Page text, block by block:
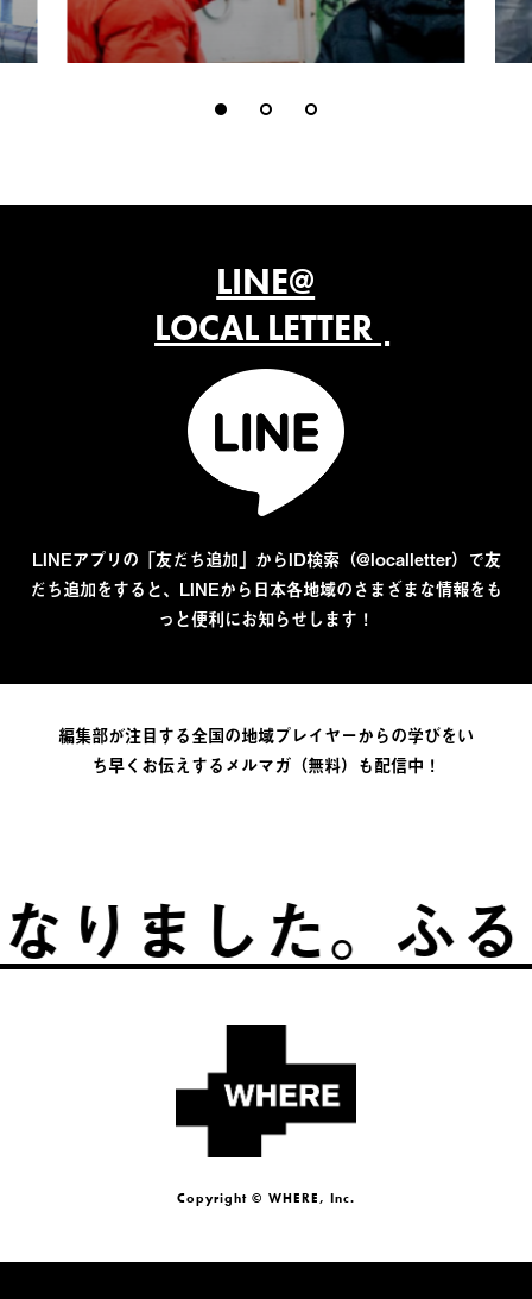
LINE@
LOCAL LETTER
LINEアプリの「友だち追加」からID検索（@localletter）で友
だち追加をすると、LINEから日本各地域のさまざまな情報をも
っと便利にお知らせします！
編集部が注目する全国の地域プレイヤーからの学びをい
ち早くお伝えするメルマガ（無料）も配信中！
た。ふるさとは
Copyright © WHERE, Inc.